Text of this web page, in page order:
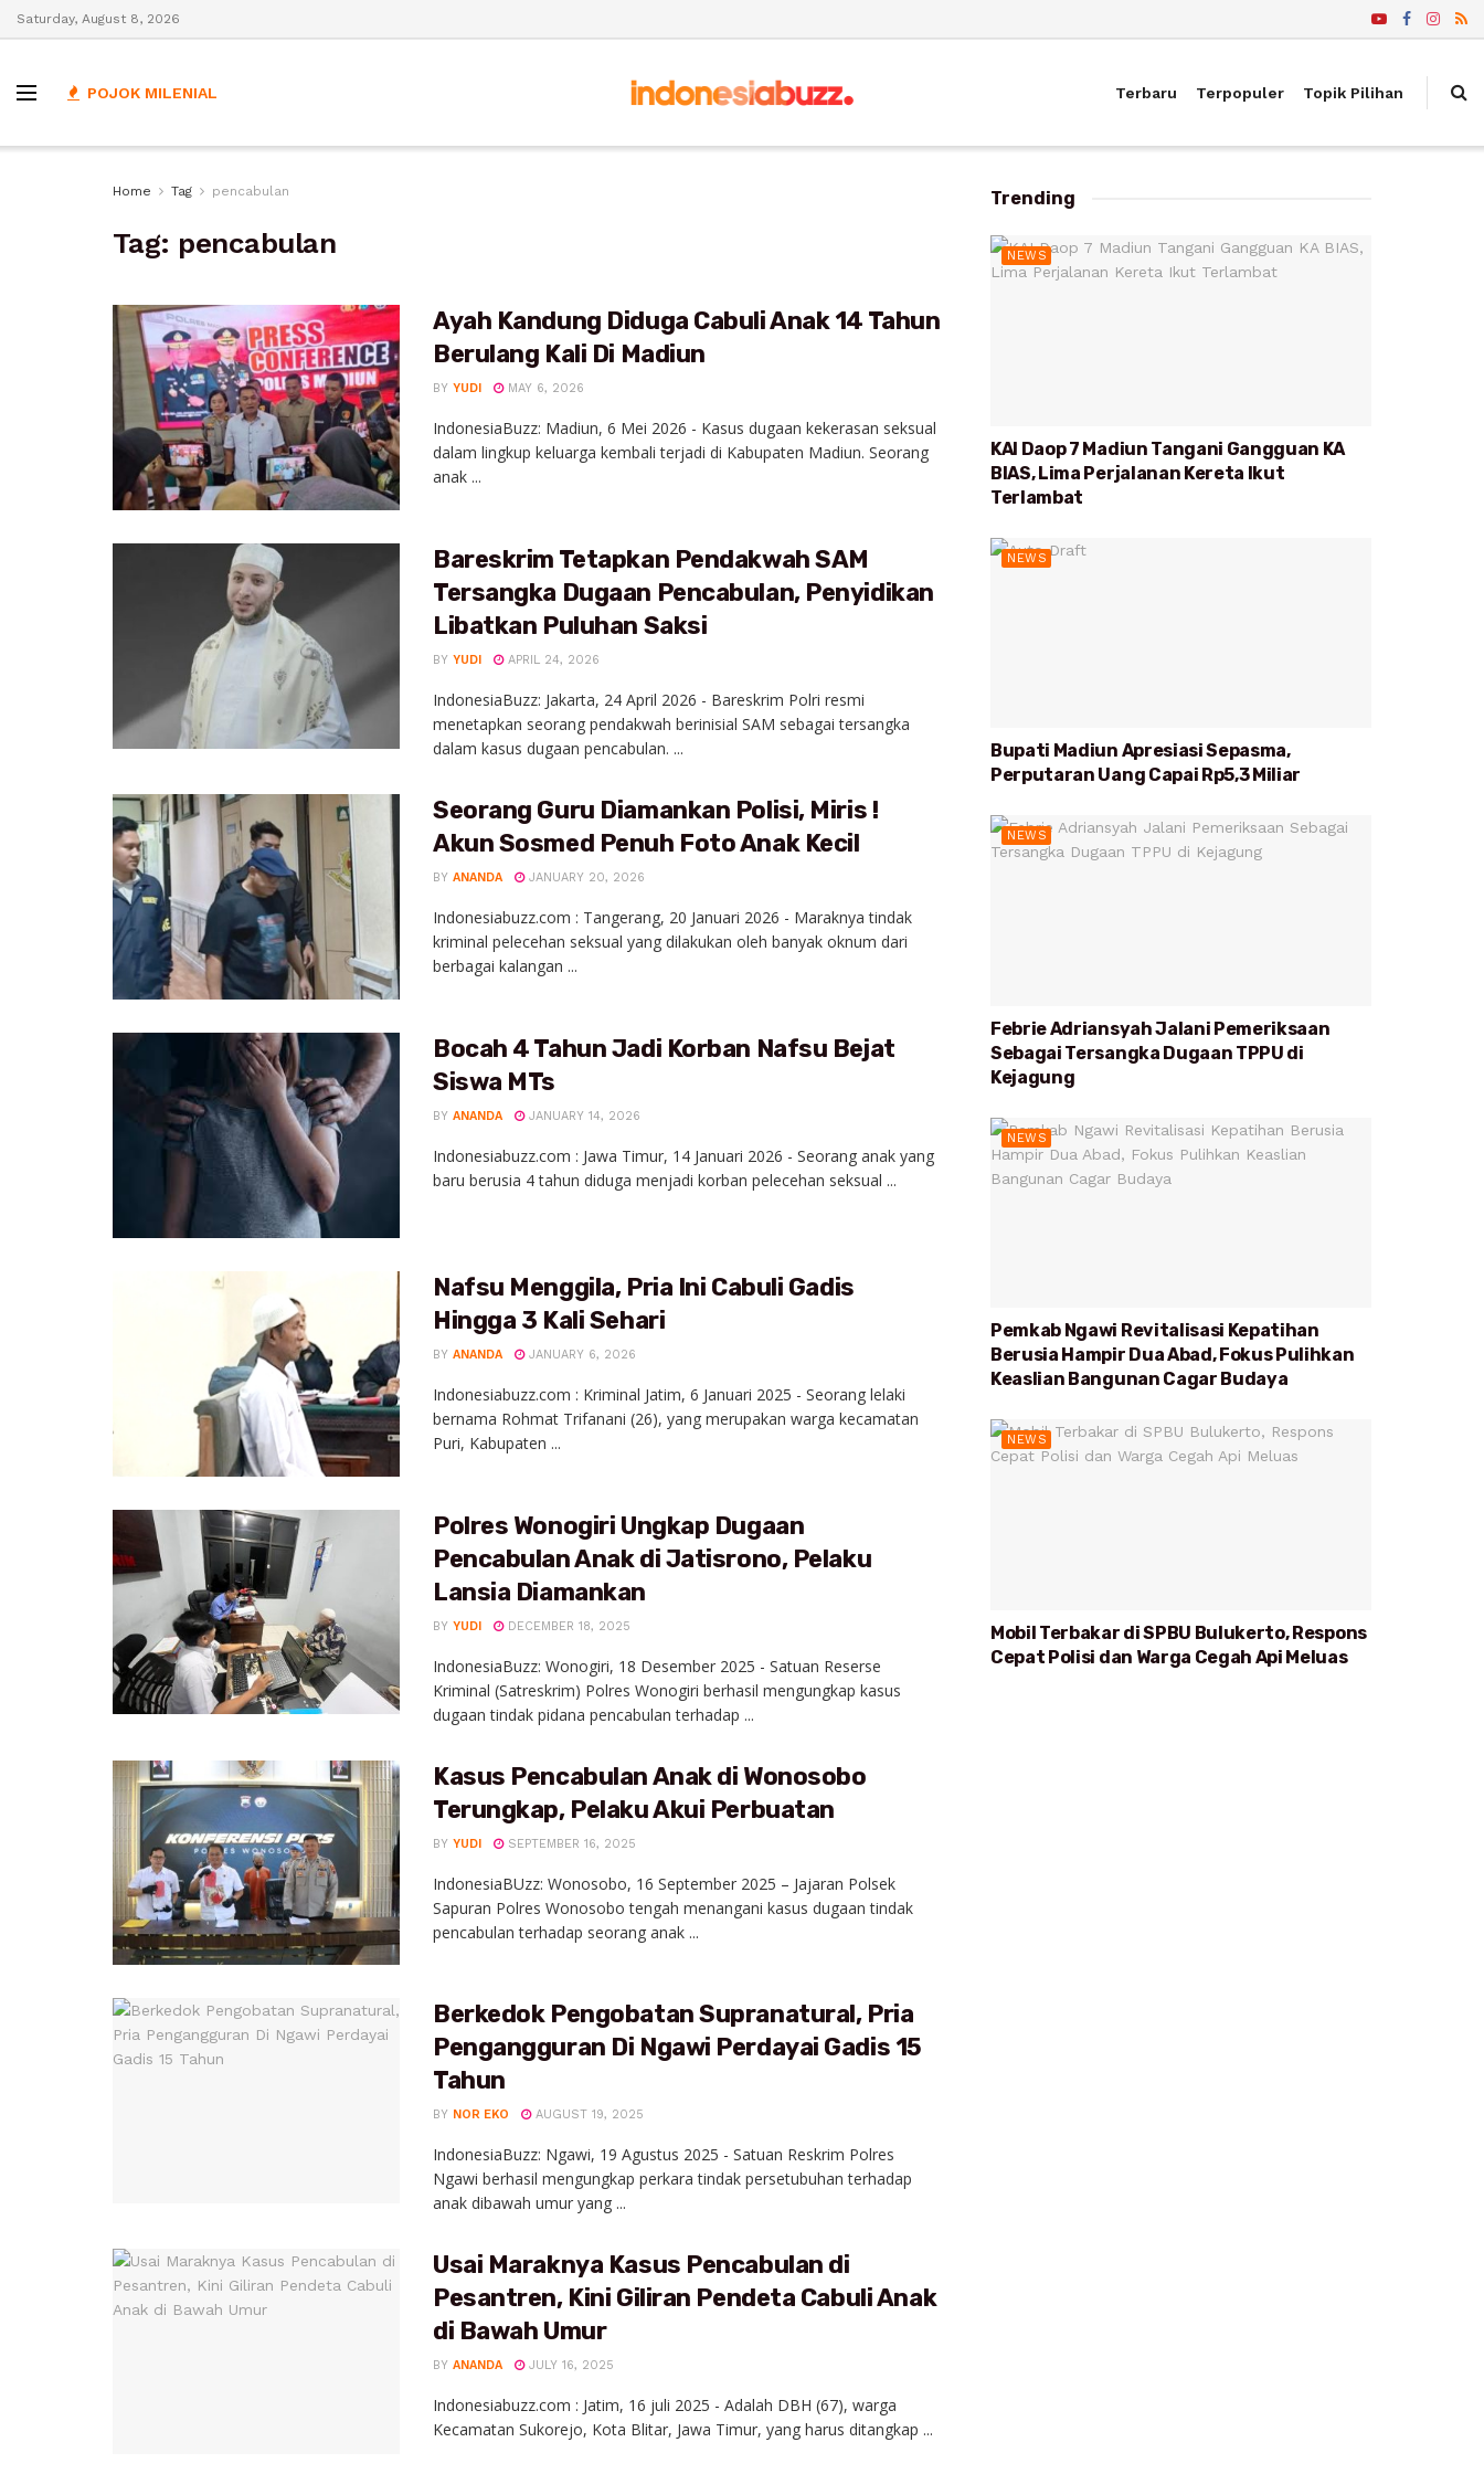
Saturday, August 8, 2026
POJOK MILENIAL Terbaru Terpopuler Topik Pilihan
Home Tag pencabulan
Tag: pencabulan
Ayah Kandung Diduga Cabuli Anak 14 Tahun
Berulang Kali Di Madiun
BY YUDI MAY 6, 2026
IndonesiaBuzz: Madiun, 6 Mei 2026 - Kasus dugaan kekerasan seksual
dalam lingkup keluarga kembali terjadi di Kabupaten Madiun. Seorang
anak ...
Bareskrim Tetapkan Pendakwah SAM
Tersangka Dugaan Pencabulan, Penyidikan
Libatkan Puluhan Saksi
BY YUDI APRIL 24, 2026
IndonesiaBuzz: Jakarta, 24 April 2026 - Bareskrim Polri resmi
menetapkan seorang pendakwah berinisial SAM sebagai tersangka
dalam kasus dugaan pencabulan. ...
Seorang Guru Diamankan Polisi, Miris !
Akun Sosmed Penuh Foto Anak Kecil
BY ANANDA JANUARY 20, 2026
Indonesiabuzz.com : Tangerang, 20 Januari 2026 - Maraknya tindak
kriminal pelecehan seksual yang dilakukan oleh banyak oknum dari
berbagai kalangan ...
Bocah 4 Tahun Jadi Korban Nafsu Bejat
Siswa MTs
BY ANANDA JANUARY 14, 2026
Indonesiabuzz.com : Jawa Timur, 14 Januari 2026 - Seorang anak yang
baru berusia 4 tahun diduga menjadi korban pelecehan seksual ...
Nafsu Menggila, Pria Ini Cabuli Gadis
Hingga 3 Kali Sehari
BY ANANDA JANUARY 6, 2026
Indonesiabuzz.com : Kriminal Jatim, 6 Januari 2025 - Seorang lelaki
bernama Rohmat Trifanani (26), yang merupakan warga kecamatan
Puri, Kabupaten ...
Polres Wonogiri Ungkap Dugaan
Pencabulan Anak di Jatisrono, Pelaku
Lansia Diamankan
BY YUDI DECEMBER 18, 2025
IndonesiaBuzz: Wonogiri, 18 Desember 2025 - Satuan Reserse
Kriminal (Satreskrim) Polres Wonogiri berhasil mengungkap kasus
dugaan tindak pidana pencabulan terhadap ...
Kasus Pencabulan Anak di Wonosobo
Terungkap, Pelaku Akui Perbuatan
BY YUDI SEPTEMBER 16, 2025
IndonesiaBUzz: Wonosobo, 16 September 2025 – Jajaran Polsek
Sapuran Polres Wonosobo tengah menangani kasus dugaan tindak
pencabulan terhadap seorang anak ...
Berkedok Pengobatan Supranatural, Pria
Pengangguran Di Ngawi Perdayai Gadis 15
Tahun
BY NOR EKO AUGUST 19, 2025
IndonesiaBuzz: Ngawi, 19 Agustus 2025 - Satuan Reskrim Polres
Ngawi berhasil mengungkap perkara tindak persetubuhan terhadap
anak dibawah umur yang ...
Usai Maraknya Kasus Pencabulan di
Pesantren, Kini Giliran Pendeta Cabuli Anak
di Bawah Umur
BY ANANDA JULY 16, 2025
Indonesiabuzz.com : Jatim, 16 juli 2025 - Adalah DBH (67), warga
Kecamatan Sukorejo, Kota Blitar, Jawa Timur, yang harus ditangkap ...
Trending
NEWS
KAI Daop 7 Madiun Tangani Gangguan KA
BIAS, Lima Perjalanan Kereta Ikut
Terlambat
NEWS
Bupati Madiun Apresiasi Sepasma,
Perputaran Uang Capai Rp5,3 Miliar
NEWS
Febrie Adriansyah Jalani Pemeriksaan
Sebagai Tersangka Dugaan TPPU di
Kejagung
NEWS
Pemkab Ngawi Revitalisasi Kepatihan
Berusia Hampir Dua Abad, Fokus Pulihkan
Keaslian Bangunan Cagar Budaya
NEWS
Mobil Terbakar di SPBU Bulukerto, Respons
Cepat Polisi dan Warga Cegah Api Meluas